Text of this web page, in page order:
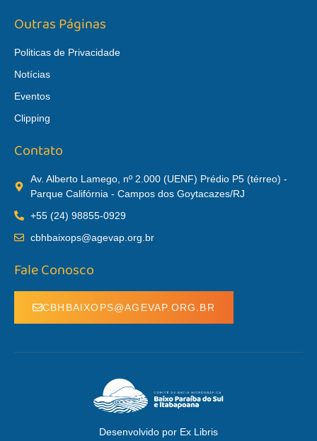
Outras Páginas
Politicas de Privacidade
Notícias
Eventos
Clipping
Contato
Av. Alberto Lamego, nº 2.000 (UENF) Prédio P5 (térreo) -
Parque Califórnia - Campos dos Goytacazes/RJ
+55 (24) 98855-0929
cbhbaixops@agevap.org.br
Fale Conosco
CBHBAIXOPS@AGEVAP.ORG.BR
Desenvolvido por Ex Libris